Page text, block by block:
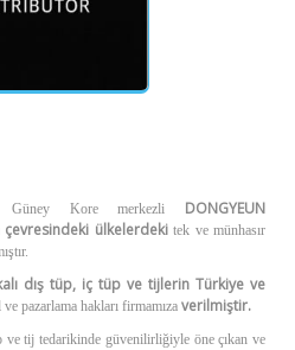
Kore merkezli DONGYEUN
çevresindeki ülkelerdekitek ve münhasır
dış tüp, iç tüp ve tijlerin Türkiye ve
pazarlama hakları firmamıza verilmiştir.
ve tij tedarikinde güvenilirliğiyle öne çıkan ve